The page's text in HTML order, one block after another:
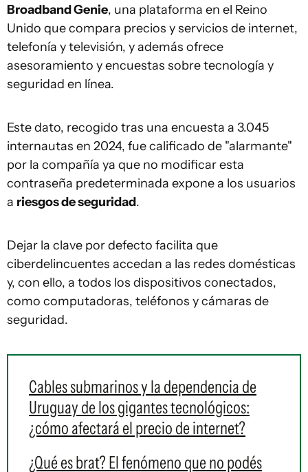
Broadband Genie, una plataforma en el Reino
Unido que compara precios y servicios de internet,
telefonía y televisión, y además ofrece
asesoramiento y encuestas sobre tecnología y
seguridad en línea.
Este dato, recogido tras una encuesta a 3.045
internautas en 2024, fue calificado de "alarmante"
por la compañía ya que no modificar esta
contraseña predeterminada expone a los usuarios
a riesgos de seguridad.
Dejar la clave por defecto facilita que
ciberdelincuentes accedan a las redes domésticas
y, con ello, a todos los dispositivos conectados,
como computadoras, teléfonos y cámaras de
seguridad.
Cables submarinos y la dependencia de
Uruguay de los gigantes tecnológicos:
¿cómo afectará el precio de internet?
¿Qué es brat? El fenómeno que no podés